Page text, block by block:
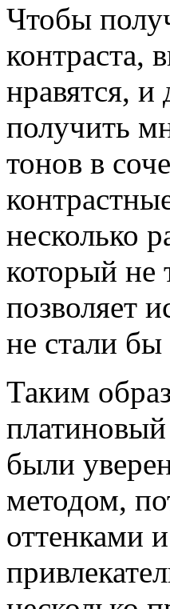
Чтобы
контраста,
нравятся, и
получить
тонов в
несколько
который не
позволяет
не стали бы
Таким
были
методом,
оттенками